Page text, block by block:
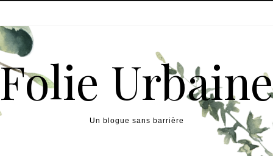
Folie Urbaine
Un blogue sans barrière